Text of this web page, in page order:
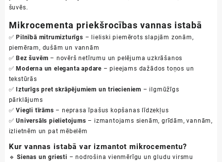
šuvēs.
Mikrocementa priekšrocības vannas istabā
✅Pilnībā mitrumizturīgs – lieliski piemērots slapjām zonām,
piemēram, dušām un vannām
✅Bez šuvēm – novērš netīrumu un pelējuma uzkrāšanos
✅Moderna un eleganta apdare– pieejams dažādos toņos un
tekstūrās
✅Izturīgs pret skrāpējumiem un triecieniem – ilgmūžīgs
pārklājums
✅Viegli tīrāms – neprasa īpašus kopšanas līdzekļus
✅Universāls pielietojums – izmantojams sienām, grīdām, vannām,
izlietnēm un pat mēbelēm
Kur vannas istabā var izmantot mikrocementu?
🔹Sienas un griesti – nodrošina vienmērīgu un gludu virsmu